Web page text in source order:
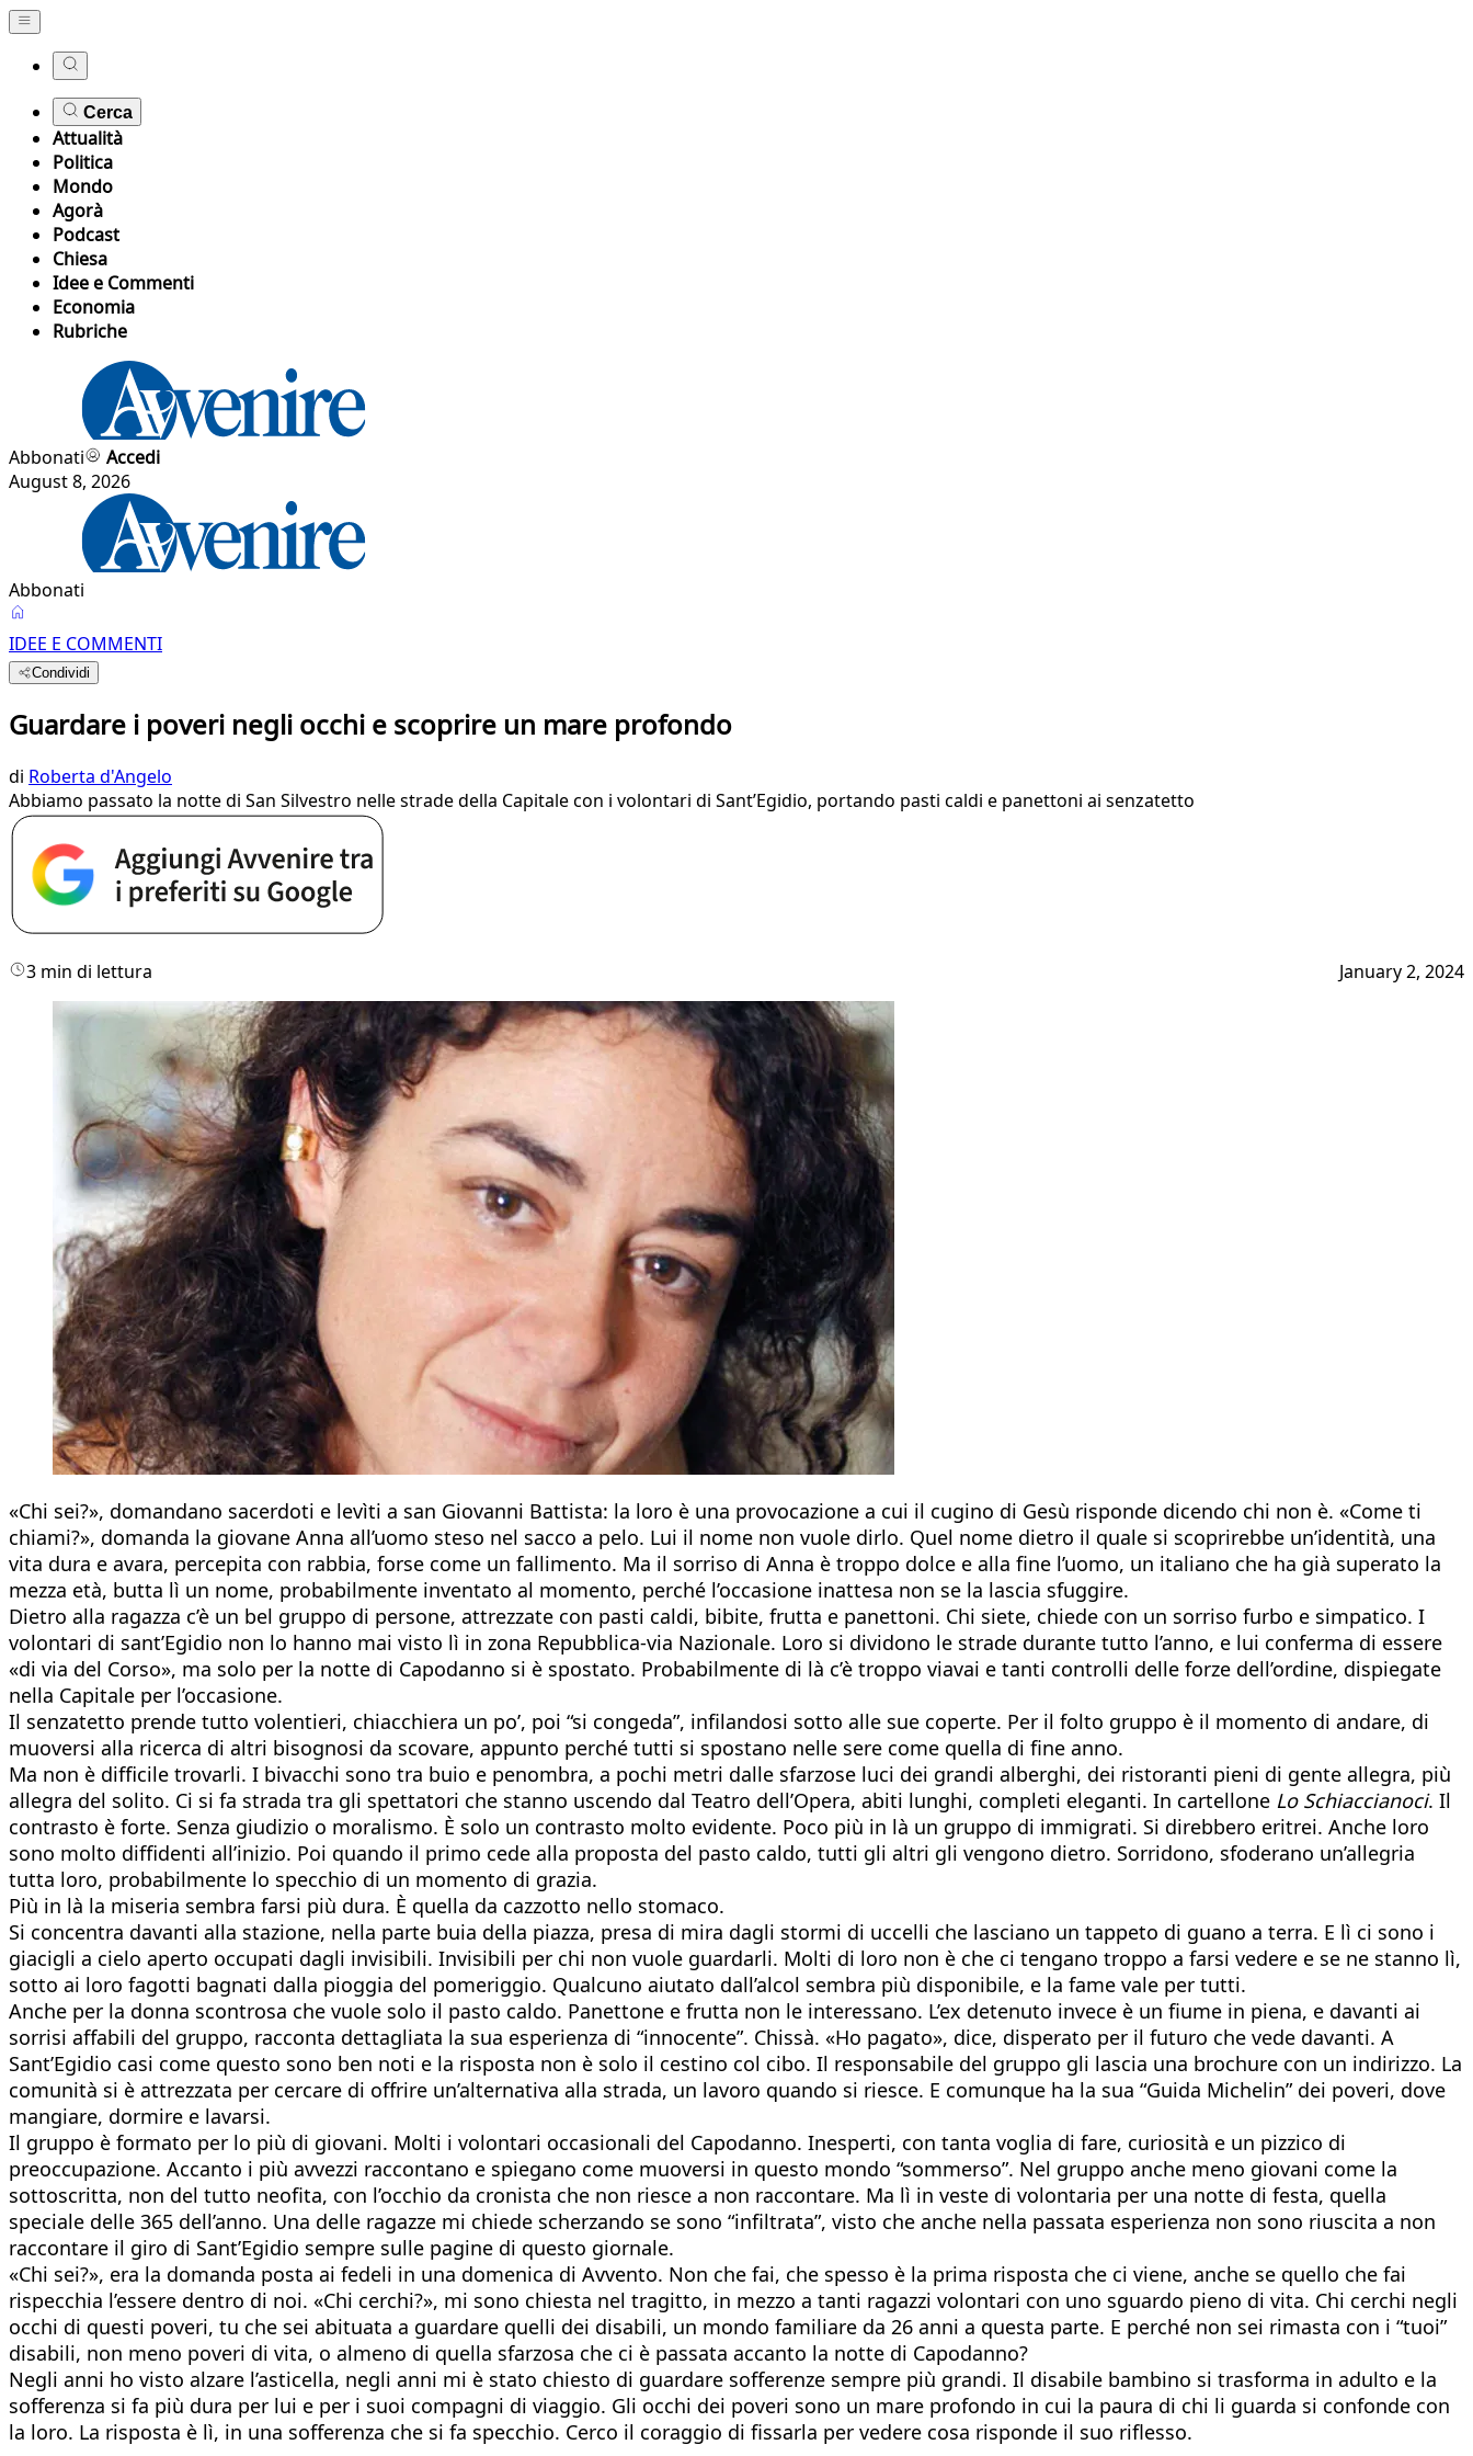
Cerca
Attualità
Politica
Mondo
Agorà
Podcast
Chiesa
Idee e Commenti
Economia
Rubriche
Abbonati
Accedi
August 8, 2026
Abbonati
IDEE E COMMENTI
Condividi
Guardare i poveri negli occhi e scoprire un mare profondo
di Roberta d'Angelo
Abbiamo passato la notte di San Silvestro nelle strade della Capitale con i volontari di Sant’Egidio, portando pasti caldi e panettoni ai senzatetto
3 min di lettura January 2, 2024
«Chi sei?», domandano sacerdoti e levìti a san Giovanni Battista: la loro è una provocazione a cui il cugino di Gesù risponde dicendo chi non è. «Come ti
chiami?», domanda la giovane Anna all’uomo steso nel sacco a pelo. Lui il nome non vuole dirlo. Quel nome dietro il quale si scoprirebbe un’identità, una
vita dura e avara, percepita con rabbia, forse come un fallimento. Ma il sorriso di Anna è troppo dolce e alla fine l’uomo, un italiano che ha già superato la
mezza età, butta lì un nome, probabilmente inventato al momento, perché l’occasione inattesa non se la lascia sfuggire.
Dietro alla ragazza c’è un bel gruppo di persone, attrezzate con pasti caldi, bibite, frutta e panettoni. Chi siete, chiede con un sorriso furbo e simpatico. I
volontari di sant’Egidio non lo hanno mai visto lì in zona Repubblica-via Nazionale. Loro si dividono le strade durante tutto l’anno, e lui conferma di essere
«di via del Corso», ma solo per la notte di Capodanno si è spostato. Probabilmente di là c’è troppo viavai e tanti controlli delle forze dell’ordine, dispiegate
nella Capitale per l’occasione.
Il senzatetto prende tutto volentieri, chiacchiera un po’, poi “si congeda”, infilandosi sotto alle sue coperte. Per il folto gruppo è il momento di andare, di
muoversi alla ricerca di altri bisognosi da scovare, appunto perché tutti si spostano nelle sere come quella di fine anno.
Ma non è difficile trovarli. I bivacchi sono tra buio e penombra, a pochi metri dalle sfarzose luci dei grandi alberghi, dei ristoranti pieni di gente allegra, più
allegra del solito. Ci si fa strada tra gli spettatori che stanno uscendo dal Teatro dell’Opera, abiti lunghi, completi eleganti. In cartellone Lo Schiaccianoci. Il
contrasto è forte. Senza giudizio o moralismo. È solo un contrasto molto evidente. Poco più in là un gruppo di immigrati. Si direbbero eritrei. Anche loro
sono molto diffidenti all’inizio. Poi quando il primo cede alla proposta del pasto caldo, tutti gli altri gli vengono dietro. Sorridono, sfoderano un’allegria
tutta loro, probabilmente lo specchio di un momento di grazia.
Più in là la miseria sembra farsi più dura. È quella da cazzotto nello stomaco.
Si concentra davanti alla stazione, nella parte buia della piazza, presa di mira dagli stormi di uccelli che lasciano un tappeto di guano a terra. E lì ci sono i
giacigli a cielo aperto occupati dagli invisibili. Invisibili per chi non vuole guardarli. Molti di loro non è che ci tengano troppo a farsi vedere e se ne stanno lì,
sotto ai loro fagotti bagnati dalla pioggia del pomeriggio. Qualcuno aiutato dall’alcol sembra più disponibile, e la fame vale per tutti.
Anche per la donna scontrosa che vuole solo il pasto caldo. Panettone e frutta non le interessano. L’ex detenuto invece è un fiume in piena, e davanti ai
sorrisi affabili del gruppo, racconta dettagliata la sua esperienza di “innocente”. Chissà. «Ho pagato», dice, disperato per il futuro che vede davanti. A
Sant’Egidio casi come questo sono ben noti e la risposta non è solo il cestino col cibo. Il responsabile del gruppo gli lascia una brochure con un indirizzo. La
comunità si è attrezzata per cercare di offrire un’alternativa alla strada, un lavoro quando si riesce. E comunque ha la sua “Guida Michelin” dei poveri, dove
mangiare, dormire e lavarsi.
Il gruppo è formato per lo più di giovani. Molti i volontari occasionali del Capodanno. Inesperti, con tanta voglia di fare, curiosità e un pizzico di
preoccupazione. Accanto i più avvezzi raccontano e spiegano come muoversi in questo mondo “sommerso”. Nel gruppo anche meno giovani come la
sottoscritta, non del tutto neofita, con l’occhio da cronista che non riesce a non raccontare. Ma lì in veste di volontaria per una notte di festa, quella
speciale delle 365 dell’anno. Una delle ragazze mi chiede scherzando se sono “infiltrata”, visto che anche nella passata esperienza non sono riuscita a non
raccontare il giro di Sant’Egidio sempre sulle pagine di questo giornale.
«Chi sei?», era la domanda posta ai fedeli in una domenica di Avvento. Non che fai, che spesso è la prima risposta che ci viene, anche se quello che fai
rispecchia l’essere dentro di noi. «Chi cerchi?», mi sono chiesta nel tragitto, in mezzo a tanti ragazzi volontari con uno sguardo pieno di vita. Chi cerchi negli
occhi di questi poveri, tu che sei abituata a guardare quelli dei disabili, un mondo familiare da 26 anni a questa parte. E perché non sei rimasta con i “tuoi”
disabili, non meno poveri di vita, o almeno di quella sfarzosa che ci è passata accanto la notte di Capodanno?
Negli anni ho visto alzare l’asticella, negli anni mi è stato chiesto di guardare sofferenze sempre più grandi. Il disabile bambino si trasforma in adulto e la
sofferenza si fa più dura per lui e per i suoi compagni di viaggio. Gli occhi dei poveri sono un mare profondo in cui la paura di chi li guarda si confonde con
la loro. La risposta è lì, in una sofferenza che si fa specchio. Cerco il coraggio di fissarla per vedere cosa risponde il suo riflesso.